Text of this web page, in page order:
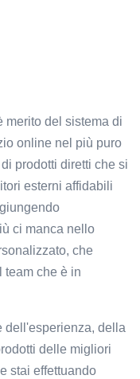
merito del sistema di
online nel più puro
prodotti diretti che si
esterni affidabili
ci manca nello
che
team che è in
dell'esperienza, della
delle migliori
stai effettuando